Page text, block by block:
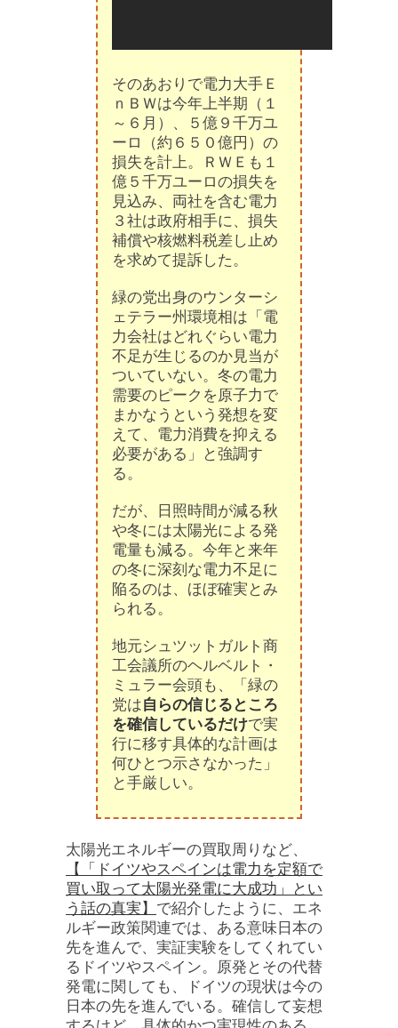
そのあおりで電力大手Ｅ
ｎＢＷは今年上半期（１
～６月）、５億９千万ユ
ーロ（約６５０億円）の
損失を計上。ＲＷＥも１
億５千万ユーロの損失を
見込み、両社を含む電力
３社は政府相手に、損失
補償や核燃料税差し止め
を求めて提訴した。
緑の党出身のウンターシ
ェテラー州環境相は「電
力会社はどれぐらい電力
不足が生じるのか見当が
ついていない。冬の電力
需要のピークを原子力で
まかなうという発想を変
えて、電力消費を抑える
必要がある」と強調す
る。
だが、日照時間が減る秋
や冬には太陽光による発
電量も減る。今年と来年
の冬に深刻な電力不足に
陥るのは、ほぼ確実とみ
られる。
地元シュツットガルト商
工会議所のヘルベルト・
ミュラー会頭も、「緑の
党は自らの信じるところ
を確信しているだけで実
行に移す具体的な計画は
何ひとつ示さなかった」
と手厳しい。
太陽光エネルギーの買取周りなど、
【「ドイツやスペインは電力を定額で
買い取って太陽光発電に大成功」とい
う話の真実】 で紹介したように、エネ
ルギー政策関連では、ある意味日本の
先を進んで、実証実験をしてくれてい
るドイツやスペイン。原発とその代替
発電に関しても、ドイツの現状は今の
日本の先を進んでいる。確信して妄想